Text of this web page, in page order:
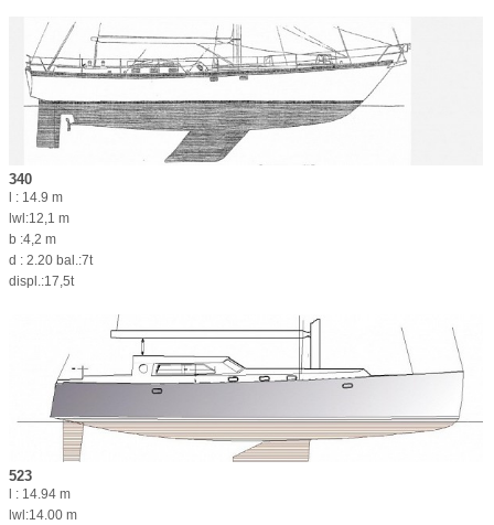
340
l : 14.9 m
lwl:12,1 m
b :4,2 m
d : 2.20 bal.:7t
displ.:17,5t
523
l : 14.94 m
lwl:14.00 m